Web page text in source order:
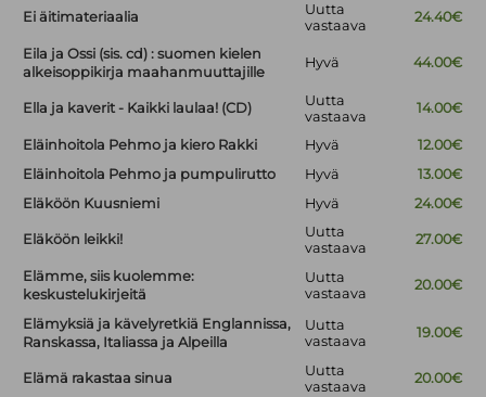
Ei äitimateriaalia
Uutta
vastaava
24.40€
Eila ja Ossi (sis. cd) : suomen kielen
alkeisoppikirja maahanmuuttajille
Hyvä 44.00€
Ella ja kaverit - Kaikki laulaa! (CD)
Uutta
vastaava
14.00€
Eläinhoitola Pehmo ja kiero Rakki Hyvä
12.00€
Eläinhoitola Pehmo ja pumpulirutto
Hyvä
13.00€
Eläköön Kuusniemi
Hyvä 24.00€
Eläköön leikki!
Uutta
vastaava
27.00€
Elämme, siis kuolemme:
keskustelukirjeitä
Uutta
vastaava
20.00€
Elämyksiä ja kävelyretkiä Englannissa,
Ranskassa, Italiassa ja Alpeilla
Uutta
vastaava
19.00€
Elämä rakastaa sinua
Uutta
vastaava
20.00€